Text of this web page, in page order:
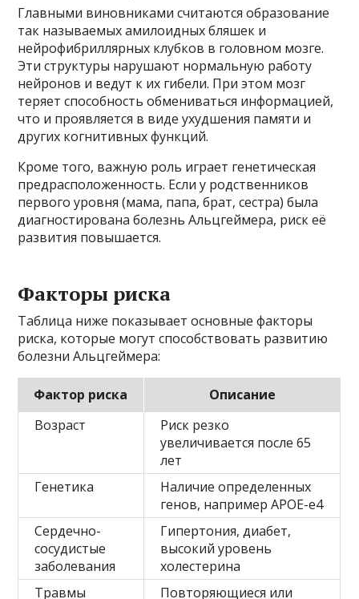
Главными виновниками считаются образование
так называемых амилоидных бляшек и
нейрофибриллярных клубков в головном мозге.
Эти структуры нарушают нормальную работу
нейронов и ведут к их гибели. При этом мозг
теряет способность обмениваться информацией,
что и проявляется в виде ухудшения памяти и
других когнитивных функций.
Кроме того, важную роль играет генетическая
предрасположенность. Если у родственников
первого уровня (мама, папа, брат, сестра) была
диагностирована болезнь Альцгеймера, риск её
развития повышается.
Факторы риска
Таблица ниже показывает основные факторы
риска, которые могут способствовать развитию
болезни Альцгеймера:
Фактор риска
Описание
Возраст
Риск резко
увеличивается после 65
лет
Генетика
Наличие определенных
генов, например APOE-e4
Сердечно-
сосудистые
заболевания
Гипертония, диабет,
высокий уровень
холестерина
Травмы
Повторяющиеся или